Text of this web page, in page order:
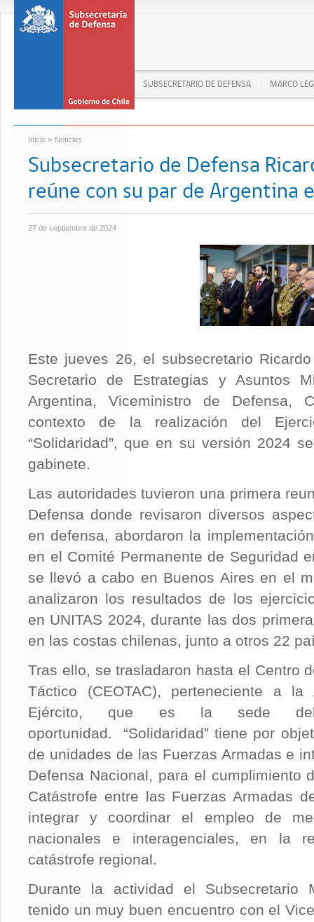
SUBSECRETARIO DE DEFENSA MARCO
Inicio » Noticias
Subsecretario de Defensa
reúne con su par de Argentina
27 de septiembre de 2024
Este jueves 26, el subsecretario
Secretario de Estrategias y Asuntos
Argentina, Viceministro de Defensa,
contexto de la realización del
“Solidaridad”, que en su versión 2024
gabinete.
Las autoridades tuvieron una primera
Defensa donde revisaron diversos
en defensa, abordaron la
en el Comité Permanente de Seguridad
se llevó a cabo en Buenos Aires en el
analizaron los resultados de los
en UNITAS 2024, durante las dos
en las costas chilenas, junto a otros 22
Tras ello, se trasladaron hasta el Centro
Táctico (CEOTAC), perteneciente a
Ejército, que es la sede
oportunidad. “Solidaridad” tiene por
de unidades de las Fuerzas Armadas e
Defensa Nacional, para el cumplimiento
Catástrofe entre las Fuerzas Armadas
integrar y coordinar el empleo de
nacionales e interagenciales, en la
catástrofe regional.
Durante la actividad el Subsecretario
tenido un muy buen encuentro con el